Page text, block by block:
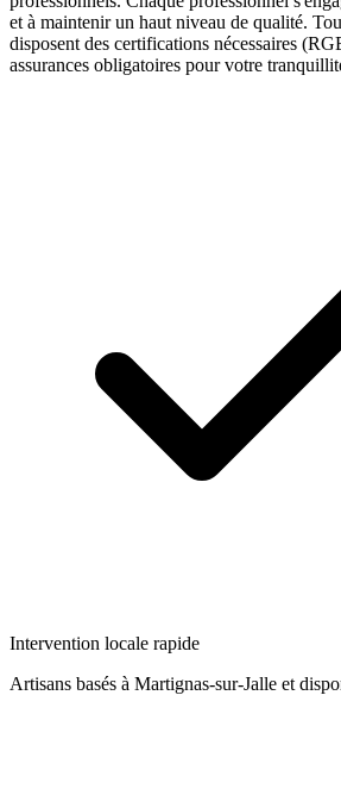
et à maintenir un haut niveau de qualité.
disposent des certifications nécessaires
assurances obligatoires pour votre
Intervention locale rapide
Artisans basés à Martignas-sur-Jalle et